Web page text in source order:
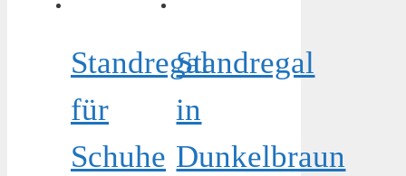
Standregal
für
Schuhe
Standregal
in
Dunkelbraun